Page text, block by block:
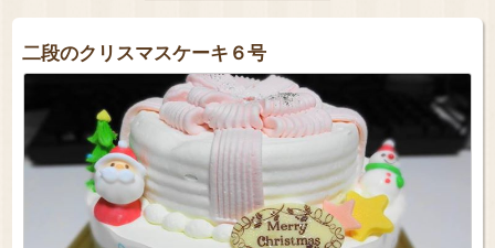
二段のクリスマスケーキ６号